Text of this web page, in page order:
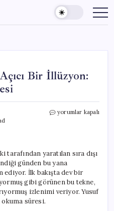
Bir İllüzyon:
Suyun
İllüzyon:
Dev
Fermuar
Teknesi
için
yorumlar kapalı
tarafından yaratılan sıra dışı
günden bu yana
ediyor. İlk bakışta dev bir
gibi görünen bu tekne,
izlenimi veriyor. Yusuf
okuma süresi.